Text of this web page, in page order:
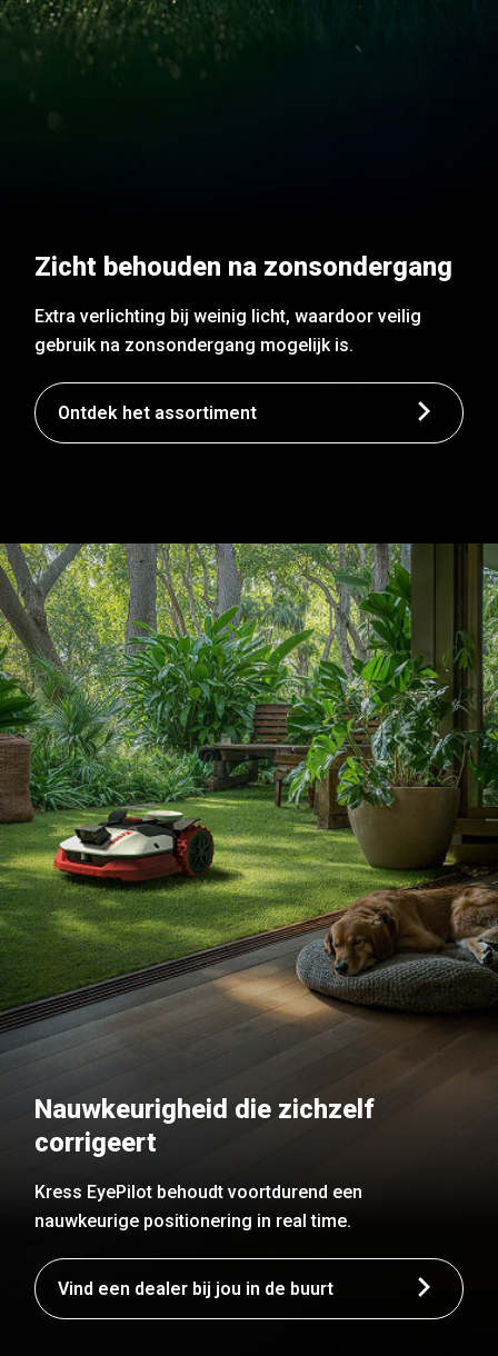
Zicht behouden na zonsondergang
Extra verlichting bij weinig licht, waardoor veilig
gebruik na zonsondergang mogelijk is.
Ontdek het assortiment
Nauwkeurigheid die zichzelf
corrigeert
Kress EyePilot behoudt voortdurend een
nauwkeurige positionering in real time.
Vind een dealer bij jou in de buurt